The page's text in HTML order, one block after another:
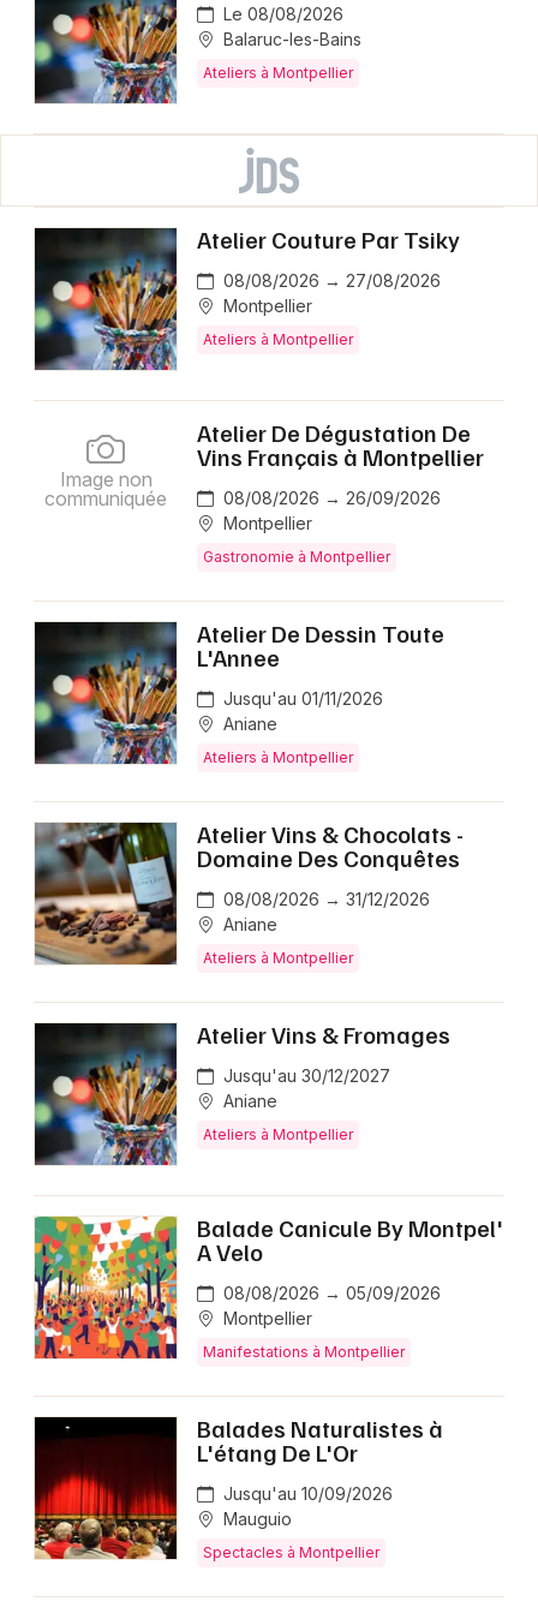
Le 08/08/2026
Balaruc-les-Bains
Ateliers à Montpellier
Atelier Couture Par Tsiky
08/08/2026 → 27/08/2026
Montpellier
Ateliers à Montpellier
Atelier De Dégustation De
Vins Français à Montpellier
08/08/2026 → 26/09/2026
Montpellier
Gastronomie à Montpellier
Image non
communiquée
Atelier De Dessin Toute
L'Annee
Jusqu'au 01/11/2026
Aniane
Ateliers à Montpellier
Atelier Vins & Chocolats -
Domaine Des Conquêtes
08/08/2026 → 31/12/2026
Aniane
Ateliers à Montpellier
Atelier Vins & Fromages
Jusqu'au 30/12/2027
Aniane
Ateliers à Montpellier
Balade Canicule By Montpel'
A Velo
08/08/2026 → 05/09/2026
Montpellier
Manifestations à Montpellier
Balades Naturalistes à
L'étang De L'Or
Jusqu'au 10/09/2026
Mauguio
Spectacles à Montpellier